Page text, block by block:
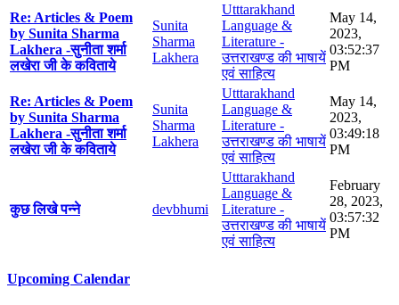
Re: Articles & Poem
by Sunita Sharma
Lakhera -सुनीता शर्मा
लखेरा जी के कविताये
Sunita
Sharma
Lakhera
Utttarakhand
Language &
Literature -
उत्तराखण्ड की भाषायें
एवं साहित्य
May 14,
2023,
03:52:37
PM
Re: Articles & Poem
by Sunita Sharma
Lakhera -सुनीता शर्मा
लखेरा जी के कविताये
Sunita
Sharma
Lakhera
Utttarakhand
Language &
Literature -
उत्तराखण्ड की भाषायें
एवं साहित्य
May 14,
2023,
03:49:18
PM
कुछ लिखे पन्ने devbhumi
Utttarakhand
Language &
Literature -
उत्तराखण्ड की भाषायें
एवं साहित्य
February
28, 2023,
03:57:32
PM
Upcoming Calendar